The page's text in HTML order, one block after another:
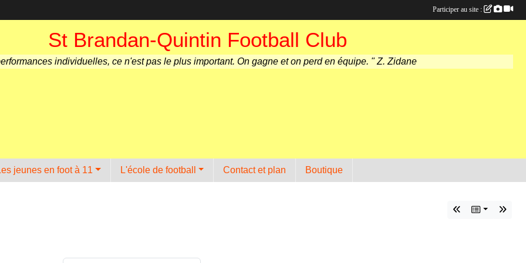
St Brandan-Quintin Football Club
individuelles, ce n'est pas le plus important. On gagne et on perd en équipe. " Z. Zidane
jeunes en foot à 11 L'école de football Contact et plan Boutique
Participer au site :